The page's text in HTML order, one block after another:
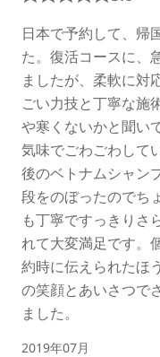
日本で予約して、帰
た。復活コースに、
ましたが、柔軟に対
ごい力技と丁寧な施
や寒くないかと聞い
気味でごわごわして
後のベトナムシャン
段をのぼったのでち
も丁寧ですっきりさ
れて大変満足です。
約時に伝えられたほ
の笑顔とあいさつで
ました。
2019年07月